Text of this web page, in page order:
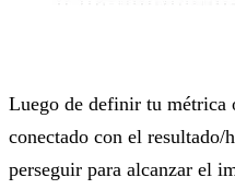
Luego de definir tu métrica
conectado con el resultado/
perseguir para alcanzar el